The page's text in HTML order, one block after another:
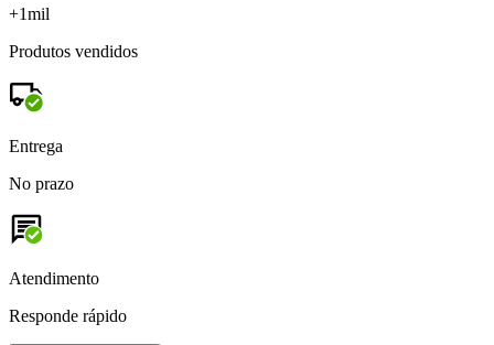
+1mil
Produtos vendidos
Entrega
No prazo
Atendimento
Responde rápido